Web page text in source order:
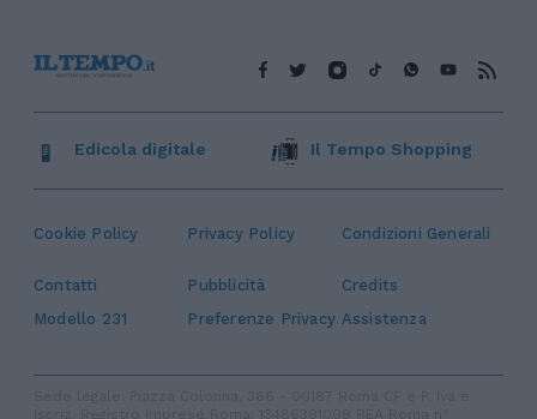
Cookie Policy Privacy Policy Condizioni Generali
Contatti Pubblicità
Credits
Modello 231
Preferenze Privacy Assistenza
Edicola digitale Il Tempo Shopping